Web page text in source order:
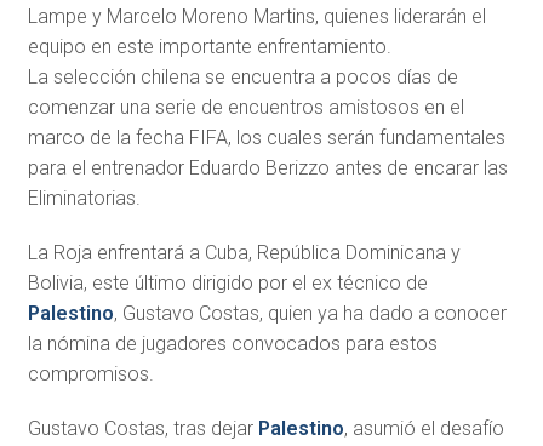
Lampe y Marcelo Moreno Martins, quienes liderarán el
equipo en este importante enfrentamiento.
La selección chilena se encuentra a pocos días de
comenzar una serie de encuentros amistosos en el
marco de la fecha FIFA, los cuales serán fundamentales
para el entrenador Eduardo Berizzo antes de encarar las
Eliminatorias.
La Roja enfrentará a Cuba, República Dominicana y
Bolivia, este último dirigido por el ex técnico de
Palestino, Gustavo Costas, quien ya ha dado a conocer
la nómina de jugadores convocados para estos
compromisos.
Gustavo Costas, tras dejar Palestino, asumió el desafío